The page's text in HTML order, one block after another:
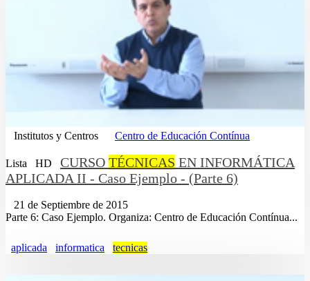
Institutos y Centros Centro de Educación Contínua
Lista HD CURSO TÉCNICAS EN INFORMÁTICA
APLICADA II - Caso Ejemplo - (Parte 6)
21 de Septiembre de 2015
Parte 6: Caso Ejemplo. Organiza: Centro de Educación Contínua...
aplicada informatica tecnicas